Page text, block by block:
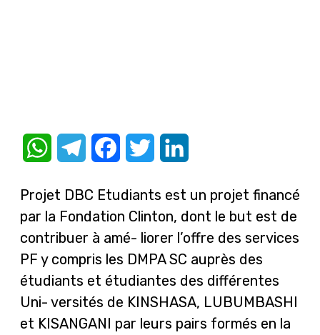
WhatsAppTelegramFacebookTwitter
Projet DBC Etudiants est un projet financé
par la Fondation Clinton, dont le but est de
contribuer à amé- liorer l’offre des services
PF y compris les DMPA SC auprès des
étudiants et étudiantes des différentes
Uni- versités de KINSHASA, LUBUMBASHI
et KISANGANI par leurs pairs formés en la